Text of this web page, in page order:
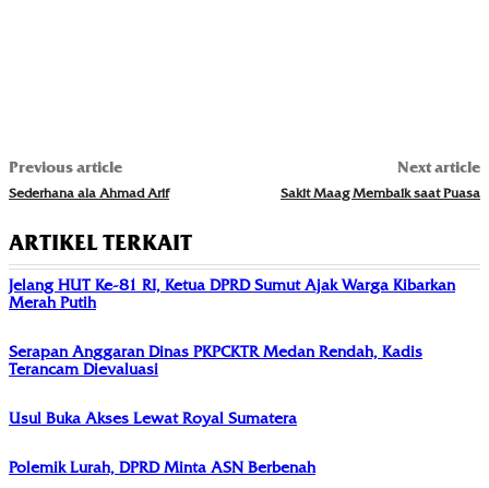
Previous article
Sederhana ala Ahmad Arif
Next article
Sakit Maag Membaik saat Puasa
ARTIKEL TERKAIT
Jelang HUT Ke-81 RI, Ketua DPRD Sumut Ajak Warga Kibarkan
Merah Putih
Serapan Anggaran Dinas PKPCKTR Medan Rendah, Kadis
Terancam Dievaluasi
Usul Buka Akses Lewat Royal Sumatera
Polemik Lurah, DPRD Minta ASN Berbenah